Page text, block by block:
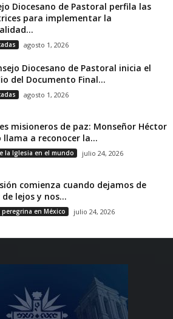
Diocesano de Pastoral perfila las
para implementar la
agosto 1, 2026
Diocesano de Pastoral inicia el
del Documento Final...
agosto 1, 2026
misioneros de paz: Monseñor Héctor
llama a reconocer la...
la Iglesia en el mundo julio 24, 2026
comienza cuando dejamos de
lejos y nos...
en México julio 24, 2026